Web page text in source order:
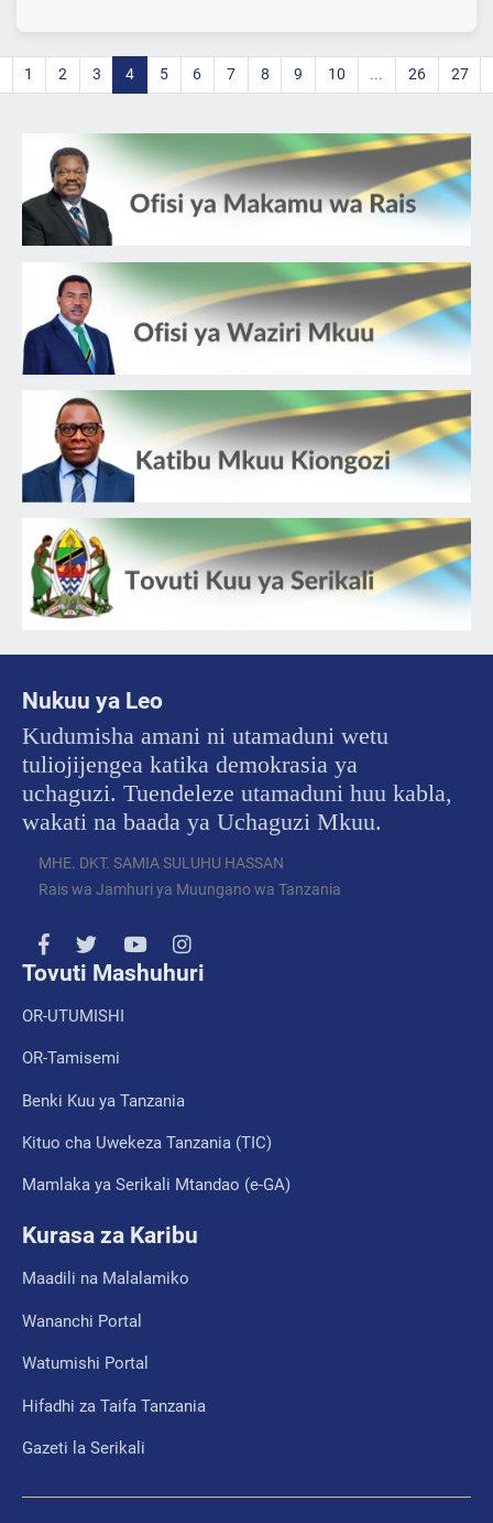
1 2 3 4 5 6 7 8 9 10 ... 26 27
Nukuu ya Leo
Kudumisha amani ni utamaduni wetu
tuliojijengea katika demokrasia ya
uchaguzi. Tuendeleze utamaduni huu kabla,
wakati na baada ya Uchaguzi Mkuu.
MHE. DKT. SAMIA SULUHU HASSAN
Rais wa Jamhuri ya Muungano wa Tanzania
Tovuti Mashuhuri
OR-UTUMISHI
OR-Tamisemi
Benki Kuu ya Tanzania
Kituo cha Uwekeza Tanzania (TIC)
Mamlaka ya Serikali Mtandao (e-GA)
Kurasa za Karibu
Maadili na Malalamiko
Wananchi Portal
Watumishi Portal
Hifadhi za Taifa Tanzania
Gazeti la Serikali